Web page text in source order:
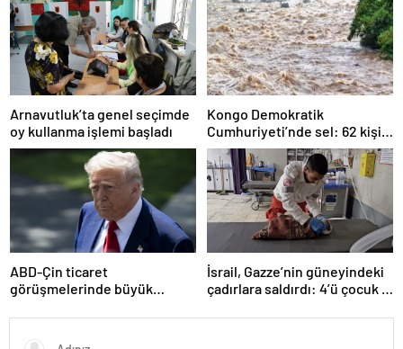
Arnavutluk’ta genel seçimde
oy kullanma işlemi başladı
Kongo Demokratik
Cumhuriyeti’nde sel: 62 kişi
hayatını kaybetti
ABD-Çin ticaret
görüşmelerinde büyük
İsrail, Gazze’nin güneyindeki
çadırlara saldırdı: 4’ü çocuk 8